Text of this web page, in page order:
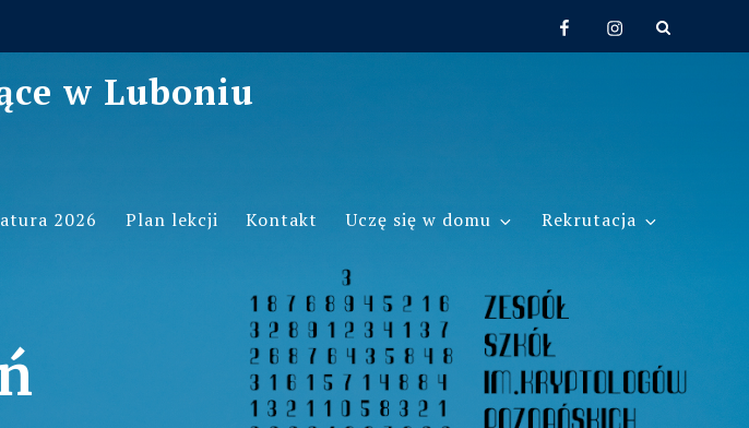
FacebookInstagram
w Luboniu
2026 Plan lekcji Kontakt Uczę się w domu Rekrutacja